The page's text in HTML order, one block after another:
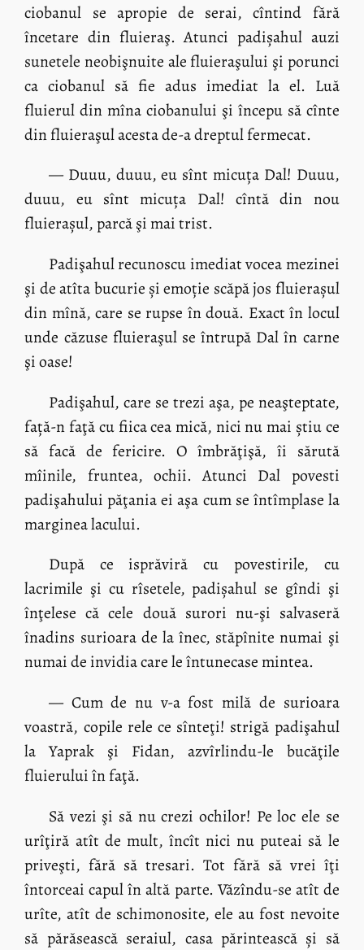
ciobanul se apropie de serai, cîntind fără
încetare din fluieraş. Atunci padișahul auzi
sunetele neobişnuite ale fluieraşului şi porunci
ca ciobanul să fie adus imediat la el. Luă
fluierul din mîna ciobanului şi începu să cînte
din fluieraşul acesta de-a dreptul fermecat.
— Duuu, duuu, eu sînt micuța Dal! Duuu,
duuu, eu sînt micuța Dal! cîntă din nou
fluierașul, parcă şi mai trist.
Padişahul recunoscu imediat vocea mezinei
şi de atîta bucurie și emoție scăpă jos fluierașul
din mînă, care se rupse în două. Exact în locul
unde căzuse fluieraşul se întrupă Dal în carne
şi oase!
Padişahul, care se trezi aşa, pe neaşteptate,
față-n faţă cu fiica cea mică, nici nu mai știu ce
să facă de fericire. O îmbrăţişă, îi sărută
mîinile, fruntea, ochii. Atunci Dal povesti
padişahului păţania ei aşa cum se întîmplase la
marginea lacului.
După ce isprăviră cu povestirile, cu
lacrimile şi cu rîsetele, padișahul se gîndi şi
înţelese că cele două surori nu-şi salvaseră
înadins surioara de la înec, stăpînite numai şi
numai de invidia care le întunecase mintea.
— Cum de nu v-a fost milă de surioara
voastră, copile rele ce sînteţi! strigă padişahul
la Yaprak şi Fidan, azvîrlindu-le bucăţile
fluierului în faţă.
Să vezi şi să nu crezi ochilor! Pe loc ele se
urîţiră atît de mult, încît nici nu puteai să le
priveşti, fără să tresari. Tot fără să vrei îţi
întorceai capul în altă parte. Văzîndu-se atît de
urîte, atît de schimonosite, ele au fost nevoite
să părăsească seraiul, casa părintească și să